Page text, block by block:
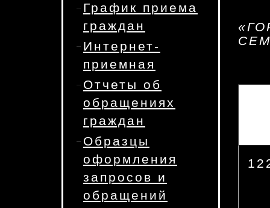
График приема
граждан
Интернет-
приемная
Отчеты об
обращениях
граждан
Образцы
оформления
запросов и
обращений